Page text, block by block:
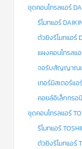
ชุดคอนโทรลแอร์
รีโมทแอร์
ตัวยิงรีโมทแอร์
แผงคอนโทรลแ
จอรับสัญญาณแ
เทอร์มิสเตอร์แอ
คอยล์อิเล็กทรอ
ชุดคอนโทรลแอร์
รีโมทแอร์
ตัวยิงรีโมทแอร์